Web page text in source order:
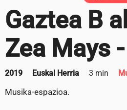
Gaztea B
Zea Mays
2019 Euskal Herria 3 min
Musika-espazioa.